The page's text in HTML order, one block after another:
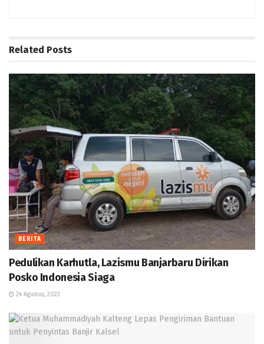
Related Posts
BERITA
Pedulikan Karhutla, Lazismu Banjarbaru Dirikan
Posko Indonesia Siaga
24 Agustus, 2023